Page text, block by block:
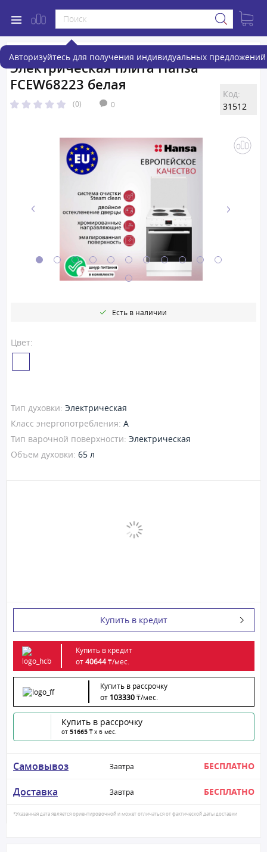
Авторизуйтесь для получения индивидуальных предложений
Электрическая плита Hansa
FCEW68223 белая
(0) 0
Код:
31512
Цвет:
Есть в наличии
Тип духовки: Электрическая
Класс энергопотребления: A
Тип варочной поверхности: Электрическая
Объем духовки: 65 л
Купить в кредит
Купить в кредит
от40644₸/мес.
Купить в рассрочку
от 103330₸/мес.
Купить в рассрочку
от 51665 ₸ x 6 мес.
Самовывоз Завтра БЕСПЛАТНО
Доставка Завтра БЕСПЛАТНО
*Указанная дата является ориентировочной и может отличаться от фактической даты доставки